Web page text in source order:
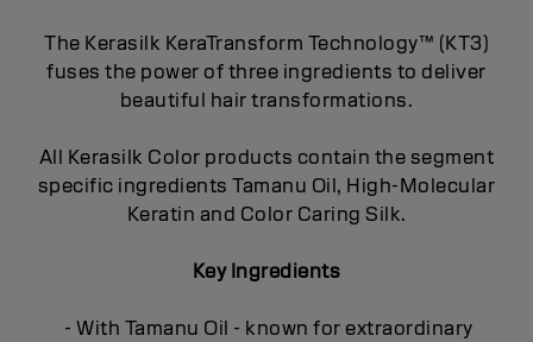
The Kerasilk KeraTransform Technology™ (KT3)
fuses the power of three ingredients to deliver
beautiful hair transformations.
All Kerasilk Color products contain the segment
specific ingredients Tamanu Oil, High-Molecular
Keratin and Color Caring Silk.
Key Ingredients
- With Tamanu Oil - known for extraordinary